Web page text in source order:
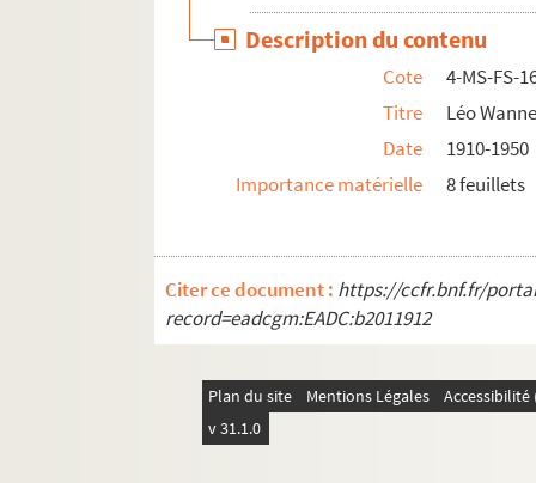
Description du contenu
Cote
4-MS-FS-
Titre
Léo
Date
1910-1950
Importance matérielle
8 feuillets
Citer ce document : https://ccfr.bnf.fr/
record=eadcgm:EADC:b2011912
Plan du site Mentions Légales
v 31.1.0